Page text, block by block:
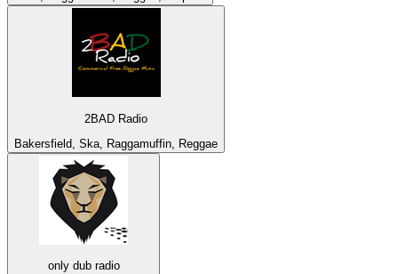
2BAD Radio
Bakersfield, Ska, Raggamuffin, Reggae
only dub radio